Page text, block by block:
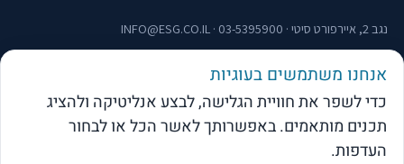
נגב 2, איירפורט סיטי · 03-5395900 · INFO@ESG.CO.IL
תפריט וקישורים
אנחנו משתמשים בעוגיות
כדי לשפר את חוויית הגלישה, לבצע אנליטיקה ולהציג
תכנים מותאמים. באפשרותך לאשר הכל או לבחור
העדפות.